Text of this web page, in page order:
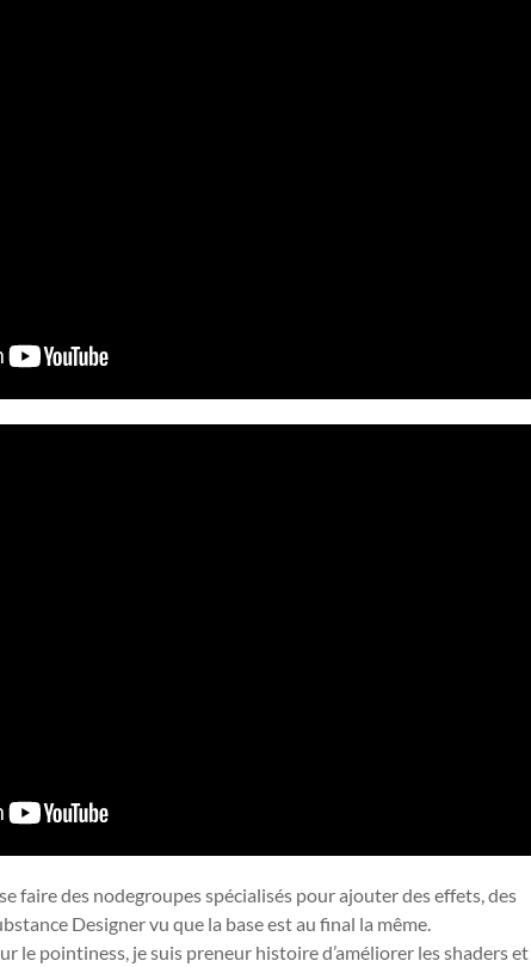
faire des nodegroupes spécialisés pour ajouter des effets, des
Designer vu que la base est au final la même.
le pointiness, je suis preneur histoire d’améliorer les shaders et